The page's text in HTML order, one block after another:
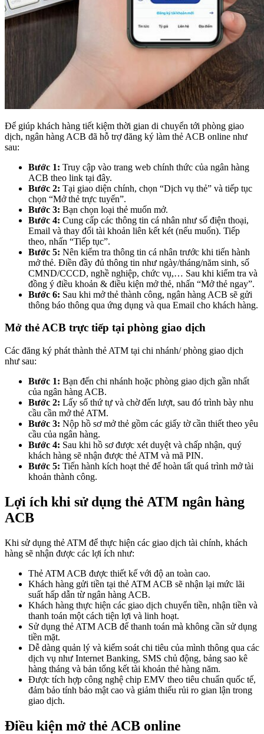
Để giúp khách hàng tiết kiệm thời gian di chuyển tới phòng giao
dịch, ngân hàng ACB đã hỗ trợ đăng ký làm thẻ ACB online như
sau:
Bước 1: Truy cập vào trang web chính thức của ngân hàng
ACB theo link tại đây.
Bước 2: Tại giao diện chính, chọn “Dịch vụ thẻ” và tiếp tục
chọn “Mở thẻ trực tuyến”.
Bước 3: Bạn chọn loại thẻ muốn mở.
Bước 4: Cung cấp các thông tin cá nhân như số điện thoại,
Email và thay đổi tài khoản liên kết két (nếu muốn). Tiếp
theo, nhấn “Tiếp tục”.
Bước 5: Nên kiểm tra thông tin cá nhân trước khi tiến hành
mở thẻ. Điền đầy đủ thông tin như ngày/tháng/năm sinh, số
CMND/CCCD, nghề nghiệp, chức vụ,… Sau khi kiểm tra và
đồng ý điều khoản & điều kiện mở thẻ, nhấn “Mở thẻ ngay”.
Bước 6: Sau khi mở thẻ thành công, ngân hàng ACB sẽ gửi
thông báo thông qua ứng dụng và qua Email cho khách hàng.
Mở thẻ ACB trực tiếp tại phòng giao dịch
Các đăng ký phát thành thẻ ATM tại chi nhánh/ phòng giao dịch
như sau:
Bước 1: Bạn đến chi nhánh hoặc phòng giao dịch gần nhất
của ngân hàng ACB.
Bước 2: Lấy số thứ tự và chờ đến lượt, sau đó trình bày nhu
cầu cần mở thẻ ATM.
Bước 3: Nộp hồ sơ mở thẻ gồm các giấy tờ cần thiết theo yêu
cầu của ngân hàng.
Bước 4: Sau khi hồ sơ được xét duyệt và chấp nhận, quý
khách hàng sẽ nhận được thẻ ATM và mã PIN.
Bước 5: Tiến hành kích hoạt thẻ để hoàn tất quá trình mở tài
khoản thành công.
Lợi ích khi sử dụng thẻ ATM ngân hàng
ACB
Khi sử dụng thẻ ATM để thực hiện các giao dịch tài chính, khách
hàng sẽ nhận được các lợi ích như:
Thẻ ATM ACB được thiết kế với độ an toàn cao.
Khách hàng gửi tiền tại thẻ ATM ACB sẽ nhận lại mức lãi
suất hấp dẫn từ ngân hàng ACB.
Khách hàng thực hiện các giao dịch chuyển tiền, nhận tiền và
thanh toán một cách tiện lợi và linh hoạt.
Sử dụng thẻ ATM ACB để thanh toán mà không cần sử dụng
tiền mặt.
Dễ dàng quản lý và kiểm soát chi tiêu của mình thông qua các
dịch vụ như Internet Banking, SMS chủ động, bảng sao kê
hàng tháng và bản tổng kết tài khoản thẻ hàng năm.
Được tích hợp công nghệ chip EMV theo tiêu chuẩn quốc tế,
đảm bảo tính bảo mật cao và giảm thiểu rủi ro gian lận trong
giao dịch.
Điều kiện mở thẻ ACB online